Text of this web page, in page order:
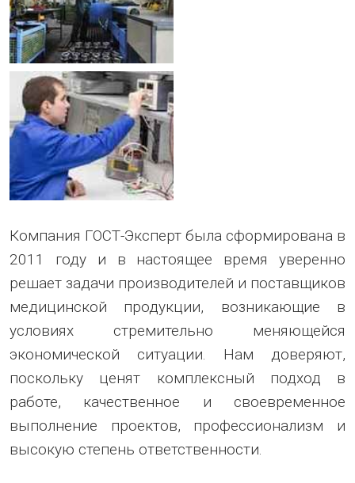
Компания ГОСТ-Эксперт была сформирована в
2011 году и в настоящее время уверенно
решает задачи производителей и поставщиков
медицинской продукции, возникающие в
условиях стремительно меняющейся
экономической ситуации. Нам доверяют,
поскольку ценят комплексный подход в
работе, качественное и своевременное
выполнение проектов, профессионализм и
высокую степень ответственности.